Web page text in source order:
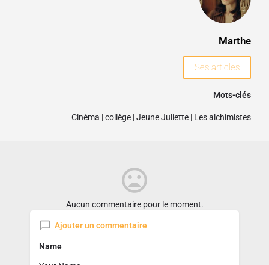
Marthe
Ses articles
Mots-clés
Cinéma |collège |Jeune Juliette | Les alchimistes
Aucun commentaire pour le moment.
Ajouter un commentaire
Name